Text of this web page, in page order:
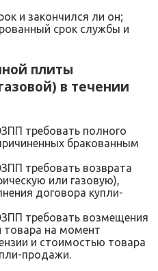
и закончился ли он;
срок службы и
плиты
в течении
требовать полного
бракованным
требовать возврата
или газовую),
договора купли-
требовать возмещения
на момент
и стоимостью товара
продажи.